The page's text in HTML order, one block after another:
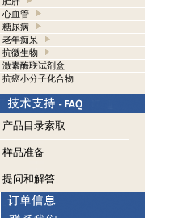
心血管
糖尿病
老年痴呆
抗微生物
激素酶联试剂盒
抗癌小分子化合物
产品目录索取
样品准备
提问和解答